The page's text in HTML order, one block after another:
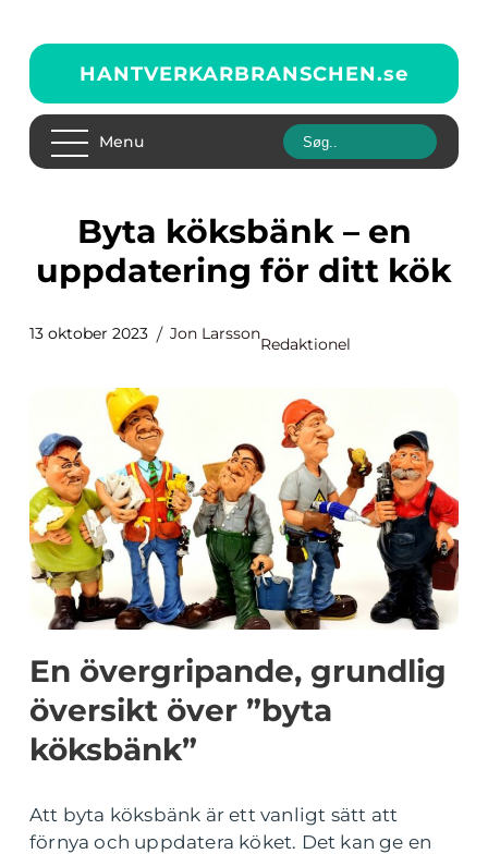
HANTVERKARBRANSCHEN.se
Menu
Byta köksbänk – en
uppdatering för ditt kök
13 oktober 2023 Jon Larsson
Redaktionel
En övergripande, grundlig
översikt över ”byta
köksbänk”
Att byta köksbänk är ett vanligt sätt att
förnya och uppdatera köket. Det kan ge en